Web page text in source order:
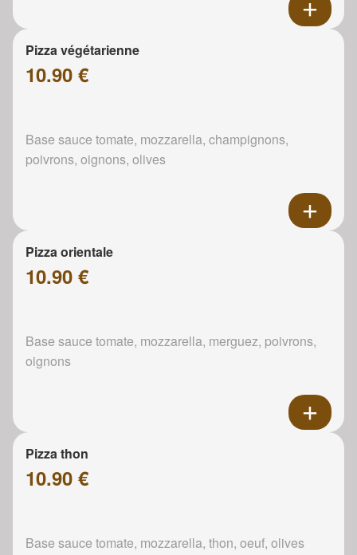
Pizza végétarienne
10.90 €
Base sauce tomate, mozzarella, champignons,
poivrons, oignons, olives
Pizza orientale
10.90 €
Base sauce tomate, mozzarella, merguez, poivrons,
oignons
Pizza thon
10.90 €
Base sauce tomate, mozzarella, thon, oeuf, olives